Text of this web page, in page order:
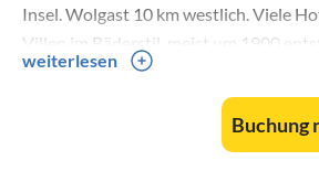
Insel. Wolgast 10 km westlich. Viele
Villen im Bäderstil, meist um 1900
den letzten Jahren restauriert und
wieder neuen Glanz. Der Ort,
Buchenwäldern, zieht sich an den
ansteigenden Glienberges hin.
weiterlesen
Buchung